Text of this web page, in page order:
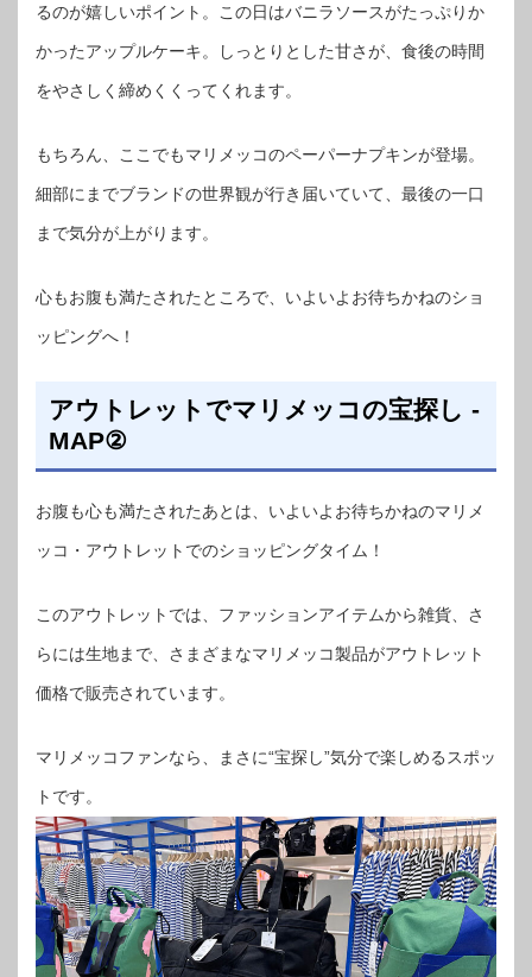
るのが嬉しいポイント。この日はバニラソースがたっぷりか
かったアップルケーキ。しっとりとした甘さが、食後の時間
をやさしく締めくくってくれます。
もちろん、ここでもマリメッコのペーパーナプキンが登場。
細部にまでブランドの世界観が行き届いていて、最後の一口
まで気分が上がります。
心もお腹も満たされたところで、いよいよお待ちかねのショ
ッピングへ！
アウトレットでマリメッコの宝探し -
MAP②
お腹も心も満たされたあとは、いよいよお待ちかねのマリメ
ッコ・アウトレットでのショッピングタイム！
このアウトレットでは、ファッションアイテムから雑貨、さ
らには生地まで、さまざまなマリメッコ製品がアウトレット
価格で販売されています。
マリメッコファンなら、まさに“宝探し”気分で楽しめるスポッ
トです。